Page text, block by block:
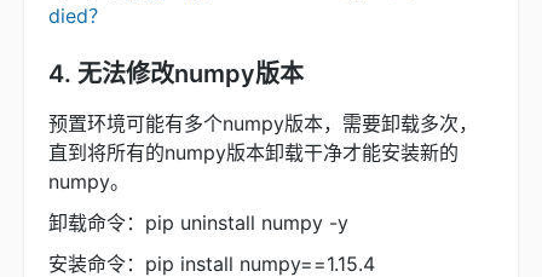
died？
4. 无法修改numpy版本
预置环境可能有多个numpy版本，需要卸载多次，
直到将所有的numpy版本卸载干净才能安装新的
numpy。
卸载命令：pip uninstall numpy -y
安装命令：pip install numpy==1.15.4